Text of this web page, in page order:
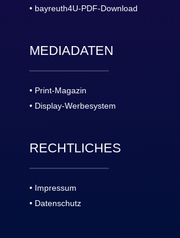
• bayreuth4U-PDF-Download
MEDIADATEN
• Print-Magazin
• Display-Werbesystem
RECHTLICHES
• Impressum
• Datenschutz